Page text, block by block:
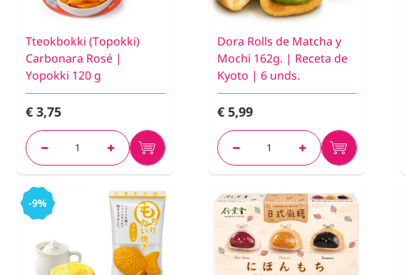
Tteokbokki (Topokki)
Carbonara Rosé |
Yopokki 120 g
€ 3,75
Dora Rolls de Matcha y
Mochi 162g. | Receta de
Kyoto | 6 unds.
€ 5,99
-9%